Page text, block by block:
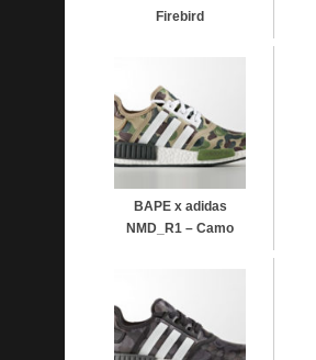
Firebird
BAPE x adidas
NMD_R1 – Camo